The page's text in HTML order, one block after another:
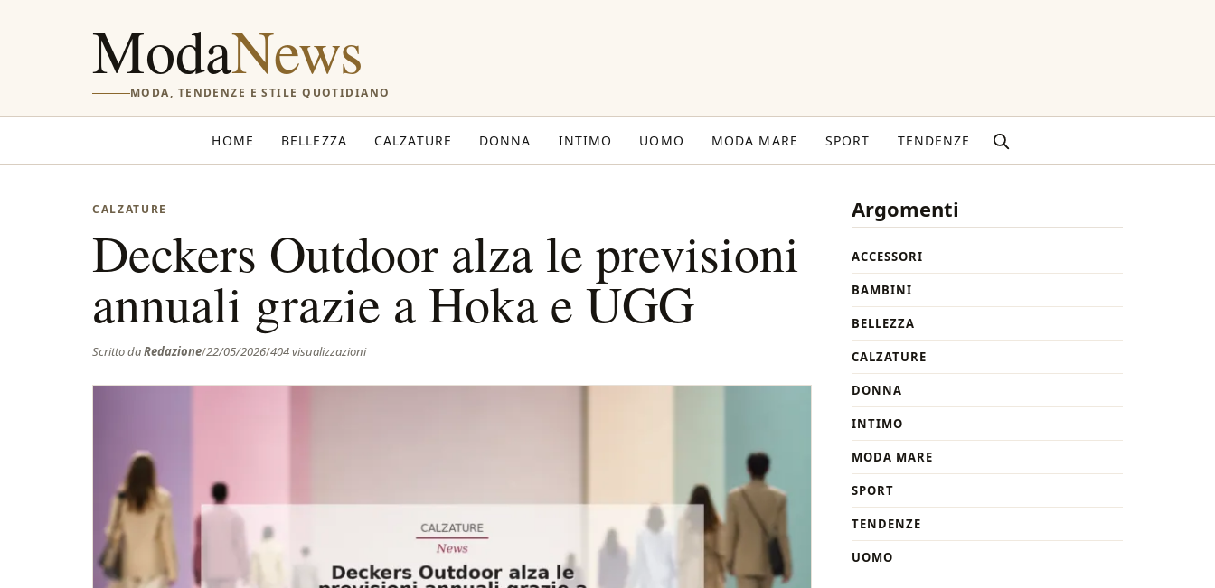
ModaNews
MODA, TENDENZE E STILE QUOTIDIANO
HOME BELLEZZA CALZATURE DONNA INTIMO UOMO MODA MARE SPORT TENDENZE
CALZATURE
Deckers Outdoor alza le previsioni
annuali grazie a Hoka e UGG
Scritto daRedazione/22/05/2026/404 visualizzazioni
Argomenti
ACCESSORI
BAMBINI
BELLEZZA
CALZATURE
DONNA
INTIMO
MODA MARE
SPORT
TENDENZE
UOMO